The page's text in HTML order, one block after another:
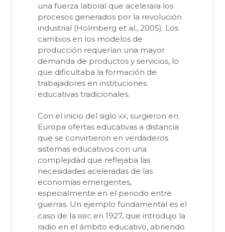
una fuerza laboral que acelerara los
procesos generados por la revolución
industrial (Holmberg et al., 2005). Los
cambios en los modelos de
producción requerían una mayor
demanda de productos y servicios, lo
que dificultaba la formación de
trabajadores en instituciones
educativas tradicionales.
Con el inicio del siglo xx, surgieron en
Europa ofertas educativas a distancia
que se convirtieron en verdaderos
sistemas educativos con una
complejidad que reflejaba las
necesidades aceleradas de las
economías emergentes,
especialmente en el periodo entre
guerras. Un ejemplo fundamental es el
caso de la bbc en 1927, que introdujo la
radio en el ámbito educativo, abriendo